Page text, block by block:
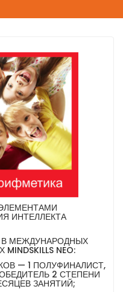
ИНТЕЛЛЕКТА
В МЕЖДУНАРОДНЫХ
NEO:
— 1 ПОЛУФИНАЛИСТ,
2 СТЕПЕНИ
ЗАНЯТИЙ;